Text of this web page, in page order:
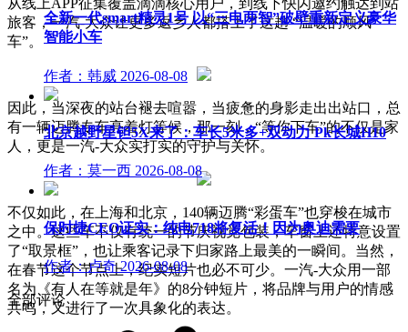
旅客，一汽-大众让更多返乡人都搭上了这趟 “温暖的顺风
车”。
因此，当深夜的站台褪去喧嚣，当疲惫的身影走出出站口，总
有一辆迈腾专车亮着灯等候，那一刻，“等你下车”的不仅是家
人，更是一汽-大众实打实的守护与关怀。
不仅如此，在上海和北京，140辆迈腾“彩蛋车”也穿梭在城市
之中。这些车不仅有统一的节庆视觉包装，车窗上还特意设置
了“取景框”，也让乘客记录下归家路上最美的一瞬间。当然，
在春节这个节点上，纪实短片也必不可少。一汽-大众用一部
名为《有人在等就是年》的8分钟短片，将品牌与用户的情感
共鸣，又进行了一次具象化的表达。
全新一代smart精灵1号 以“三电两智”破壁重新定义豪华
智能小车
作者：韩威 2026-08-08
北京越野星钽5X来了：车长5米多+双动力 Pk长城H10
作者：莫一西 2026-08-08
保时捷CEO证实：纯电718将复活！因为奥迪需要
作者：卢奇 2026-08-08
全部评论